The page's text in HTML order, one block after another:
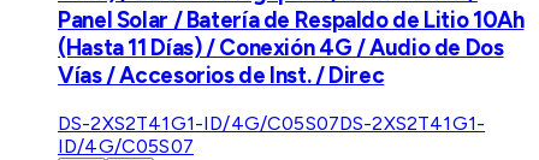
Panel Solar / Batería de Respaldo de Litio 10Ah
(Hasta 11 Días) / Conexión 4G / Audio de Dos
Vías / Accesorios de Inst. / Direc
DS-2XS2T41G1-ID/4G/C05S07DS-2XS2T41G1-
ID/4G/C05S07